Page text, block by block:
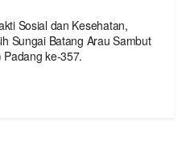
Sosial dan Kesehatan,
Sungai Batang Arau Sambut
Padang ke-357.